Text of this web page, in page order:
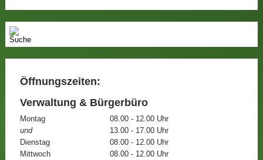
Öffnungszeiten:
Verwaltung & Bürgerbüro
Montag
08.00 - 12.00 Uhr
und
13.00 - 17.00 Uhr
Dienstag
08.00 - 12.00 Uhr
Mittwoch
08.00 - 12.00 Uhr